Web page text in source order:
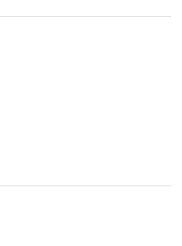
to eat. It felt safe and
revival. If you go- spend
areas. Would be fantastic